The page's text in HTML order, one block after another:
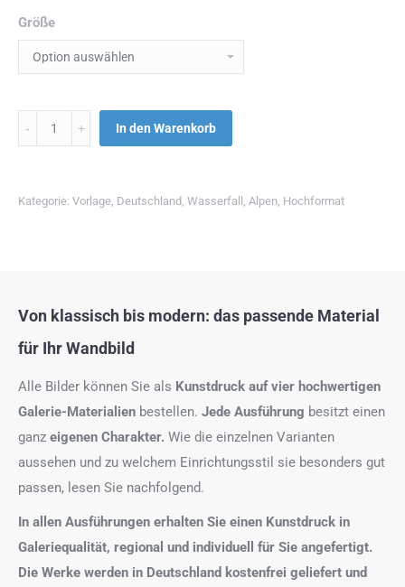
Größe
Menge In den Warenkorb
Kategorie: Vorlage, Deutschland , Wasserfall , Alpen, Hochformat
Von klassisch bis modern: das passende Material
für Ihr Wandbild
Alle Bilder können Sie als Kunstdruck auf vier hochwertigen
Galerie-Materialien bestellen. Jede Ausführung besitzt einen
ganz eigenen Charakter. Wie die einzelnen Varianten
aussehen und zu welchem Einrichtungsstil sie besonders gut
passen, lesen Sie nachfolgend.
In allen Ausführungen erhalten Sie einen Kunstdruck in
Galeriequalität, regional und individuell für Sie angefertigt.
Die Werke werden in Deutschland kostenfrei geliefert und